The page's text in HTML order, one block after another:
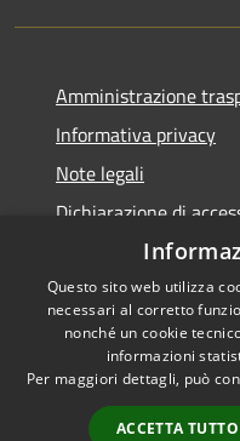
Amministrazione
Informativa privacy
Note legali
Dichiarazione di
Accessibilità
Privacy
Questo sito web utilizza
necessari al corretto
nonché un cookie
informazioni
Per maggiori dettagli, può
ACCETTA TUTTO